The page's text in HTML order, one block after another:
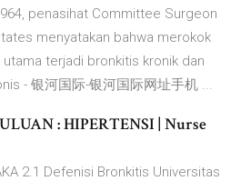
penasihat Committee Surgeon
menyatakan bahwa merokok
terjadi bronkitis kronik dan
- 银河国际-银河国际网址手机 ...
: HIPERTENSI | Nurse
2.1 Defenisi Bronkitis Universitas